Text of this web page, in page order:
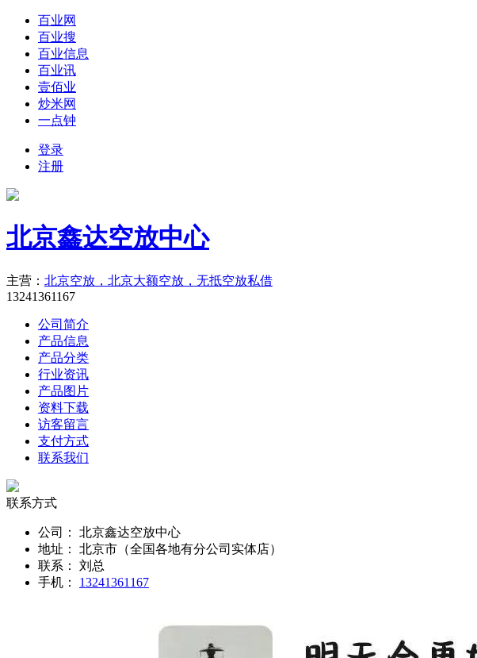
百业网
百业搜
百业信息
百业讯
壹佰业
炒米网
一点钟
登录
注册
北京鑫达空放中心
主营： 北京空放，北京大额空放，无抵空放私借
13241361167
公司简介
产品信息
产品分类
行业资讯
产品图片
资料下载
访客留言
支付方式
联系我们
联系方式
公司：
北京鑫达空放中心
地址：
北京市（全国各地有分公司实体店）
联系：
刘总
手机：
13241361167